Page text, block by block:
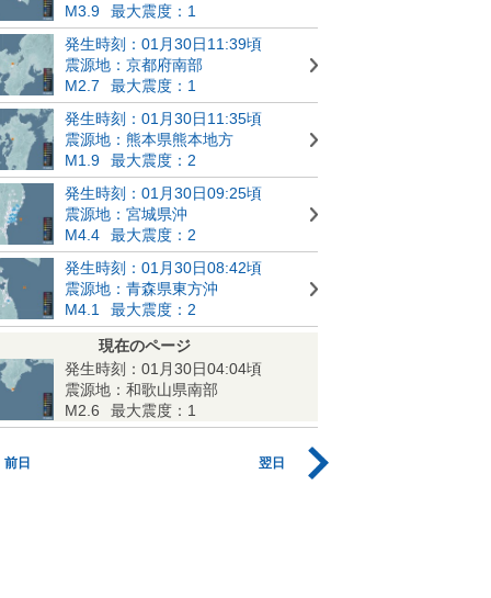
M3.9
最大震度：1
発生時刻：01月30日11:39頃
震源地：京都府南部
M2.7
最大震度：1
発生時刻：01月30日11:35頃
震源地：熊本県熊本地方
M1.9
最大震度：2
発生時刻：01月30日09:25頃
震源地：宮城県沖
M4.4
最大震度：2
発生時刻：01月30日08:42頃
震源地：青森県東方沖
M4.1
最大震度：2
現在のページ
発生時刻：01月30日04:04頃
震源地：和歌山県南部
M2.6
最大震度：1
前日 翌日